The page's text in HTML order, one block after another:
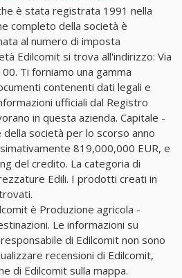
è stata registrata 1991 nella
completo della società è
al numero di imposta
Edilcomit si trova all'indirizzo: Via
Ti forniamo una gamma
contenenti dati legali e
ufficiali dal Registro
in questa azienda. Capitale -
società per lo scorso anno
819,000,000 EUR, e
del credito. La categoria di
Edili. I prodotti creati in
è Produzione agricola -
Le informazioni su
di Edilcomit non sono
recensioni di Edilcomit,
di Edilcomit sulla mappa.